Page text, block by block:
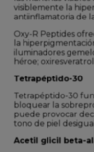
visiblemente la
antiinflamatoria de
Oxy-R Peptides
la
iluminadores
héroe; oxiresveratrol.
Tetrapéptido-30
Tetrapéptido-30
bloquear la
puede provocar
tono de piel desigual.
Acetil glicil beta-